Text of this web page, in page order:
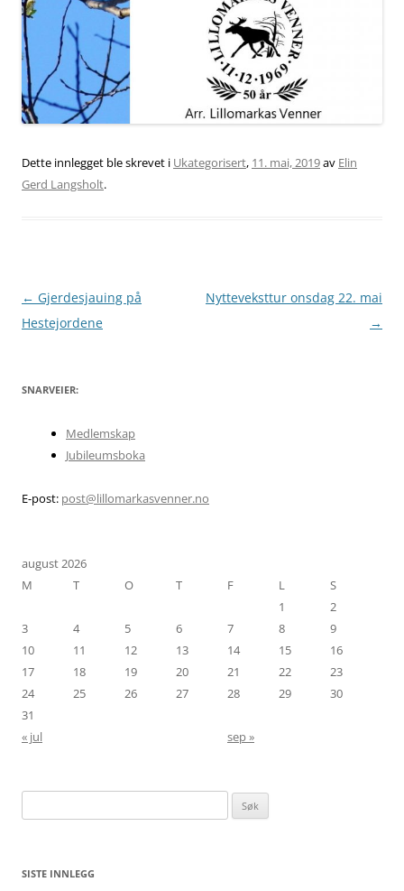
Dette innlegget ble skrevet i Ukategorisert, 11. mai, 2019av Elin
Gerd Langsholt.
Innleggsnavigasjon
← Gjerdesjauing på
Hestejordene
Nytteveksttur onsdag 22. mai
→
SNARVEIER:
Medlemskap
Jubileumsboka
E-post: post@lillomarkasvenner.no
august 2026
M
T O T F L
S
1
2
3
4 5 6 7 8
9
10
11 12 13 14 15
16
17
18 19 20 21 22
23
24
25 26 27 28 29
30
31
« jul
sep »
etter:
SISTE INNLEGG